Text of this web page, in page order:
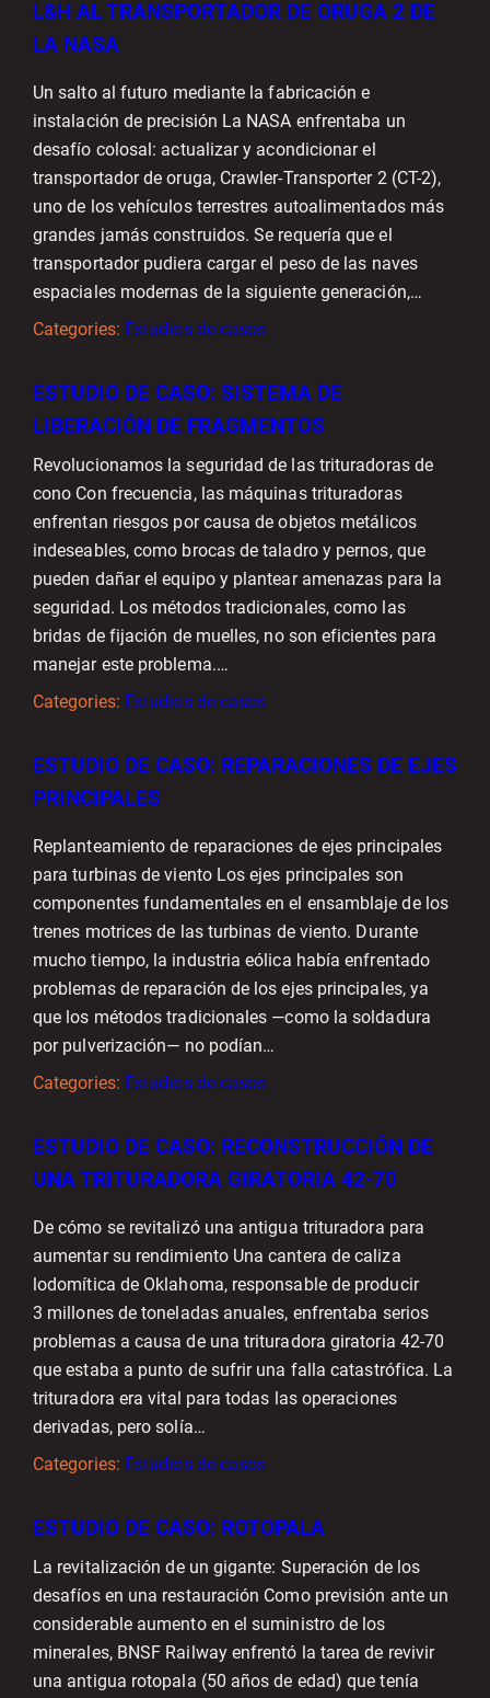
L&H AL TRANSPORTADOR DE ORUGA 2 DE
LA NASA
Un salto al futuro mediante la fabricación e
instalación de precisión La NASA enfrentaba un
desafío colosal: actualizar y acondicionar el
transportador de oruga, Crawler-Transporter 2 (CT-2),
uno de los vehículos terrestres autoalimentados más
grandes jamás construidos. Se requería que el
transportador pudiera cargar el peso de las naves
espaciales modernas de la siguiente generación,…
Categories: Estudios de casos
ESTUDIO DE CASO: SISTEMA DE
LIBERACIÓN DE FRAGMENTOS
Revolucionamos la seguridad de las trituradoras de
cono Con frecuencia, las máquinas trituradoras
enfrentan riesgos por causa de objetos metálicos
indeseables, como brocas de taladro y pernos, que
pueden dañar el equipo y plantear amenazas para la
seguridad. Los métodos tradicionales, como las
bridas de fijación de muelles, no son eficientes para
manejar este problema.…
Categories: Estudios de casos
ESTUDIO DE CASO: REPARACIONES DE EJES
PRINCIPALES
Replanteamiento de reparaciones de ejes principales
para turbinas de viento Los ejes principales son
componentes fundamentales en el ensamblaje de los
trenes motrices de las turbinas de viento. Durante
mucho tiempo, la industria eólica había enfrentado
problemas de reparación de los ejes principales, ya
que los métodos tradicionales —como la soldadura
por pulverización— no podían…
Categories: Estudios de casos
ESTUDIO DE CASO: RECONSTRUCCIÓN DE
UNA TRITURADORA GIRATORIA 42-70
De cómo se revitalizó una antigua trituradora para
aumentar su rendimiento Una cantera de caliza
lodomítica de Oklahoma, responsable de producir
3 millones de toneladas anuales, enfrentaba serios
problemas a causa de una trituradora giratoria 42-70
que estaba a punto de sufrir una falla catastrófica. La
trituradora era vital para todas las operaciones
derivadas, pero solía…
Categories: Estudios de casos
ESTUDIO DE CASO: ROTOPALA
La revitalización de un gigante: Superación de los
desafíos en una restauración Como previsión ante un
considerable aumento en el suministro de los
minerales, BNSF Railway enfrentó la tarea de revivir
una antigua rotopala (50 años de edad) que tenía